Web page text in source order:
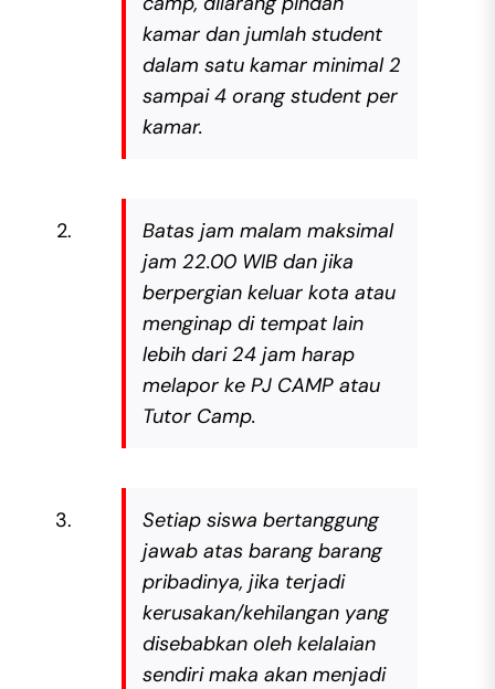
kamar dan jumlah student
dalam satu kamar minimal 2
sampai 4 orang student per
kamar.
Batas jam malam maksimal
jam 22.00 WIB dan jika
berpergian keluar kota atau
menginap di tempat lain
lebih dari 24 jam harap
melapor ke PJ CAMP atau
Tutor Camp.
Setiap siswa bertanggung
jawab atas barang barang
pribadinya, jika terjadi
kerusakan/kehilangan yang
disebabkan oleh kelalaian
sendiri maka akan menjadi